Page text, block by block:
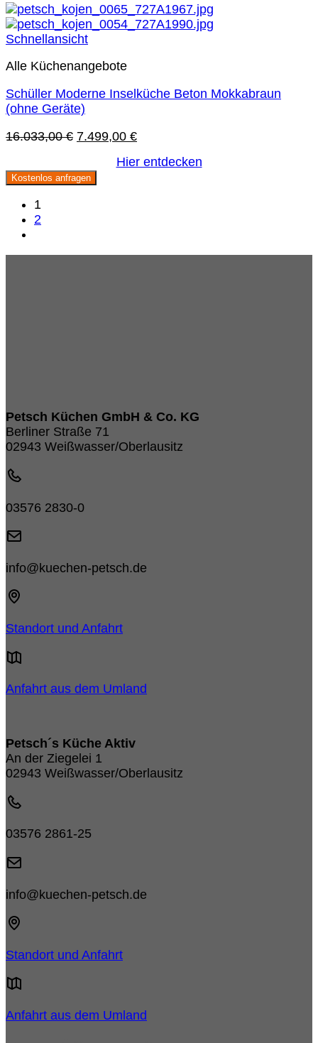
Schnellansicht
Alle Küchenangebote
Schüller Moderne Inselküche Beton Mokkabraun
(ohne Geräte)
16.033,00€ Ursprünglicher
16.033,00 €
7.499,00 €Aktueller
ist:
Hier entdecken
Kostenlos anfragen
1
2
Petsch Küchen GmbH & Co. KG
Berliner Straße 71
02943 Weißwasser/Oberlausitz
03576 2830-0
info@kuechen-petsch.de
Standort und Anfahrt
Anfahrt aus dem Umland
Petsch´s Küche Aktiv
An der Ziegelei 1
02943 Weißwasser/Oberlausitz
03576 2861-25
info@kuechen-petsch.de
Standort und Anfahrt
Anfahrt aus dem Umland